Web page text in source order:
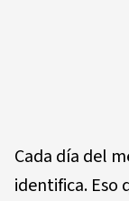
Cada día del
identifica. Eso